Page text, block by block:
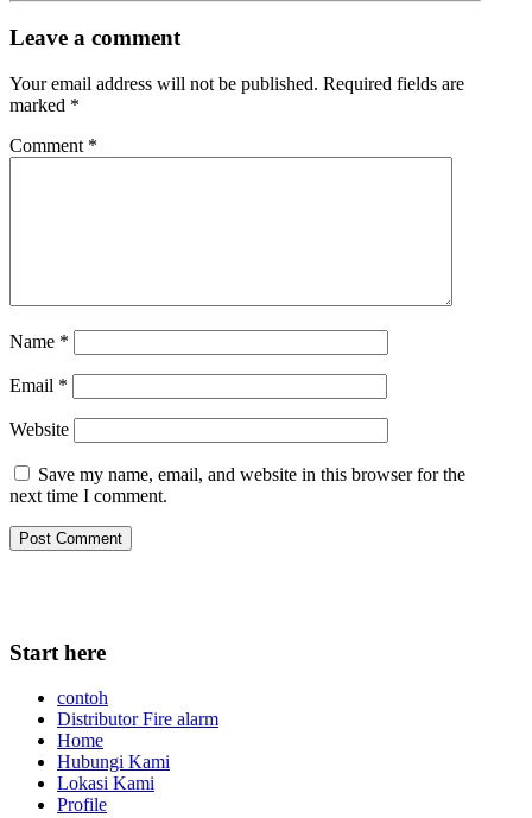
Start here
contoh
Distributor Fire alarm
Home
Hubungi Kami
Lokasi Kami
Profile
Leave a comment
Your email address will not be published. Required fields are
marked *
Comment *
Name *
Email *
Website
Save my name, email, and website in this browser for the
next time I comment.